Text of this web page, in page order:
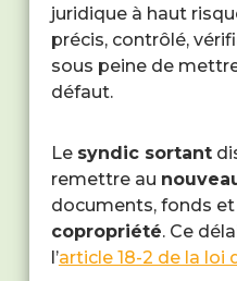
juridique à haut
précis, contrôlé,
sous peine de
défaut.
Le syndic sortant
remettre au
documents, fonds et
copropriété. Ce
l’article 18-2 de la loi